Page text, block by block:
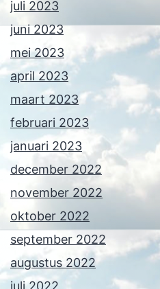
juli 2023
juni 2023
mei 2023
april 2023
maart 2023
februari 2023
januari 2023
december 2022
november 2022
oktober 2022
september 2022
augustus 2022
juli 2022